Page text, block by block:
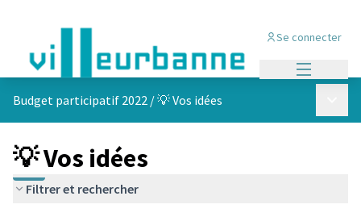
Se connecter
Budget participatif 2022 /💡 Vos idées
💡 Vos idées
Filtrer et rechercher